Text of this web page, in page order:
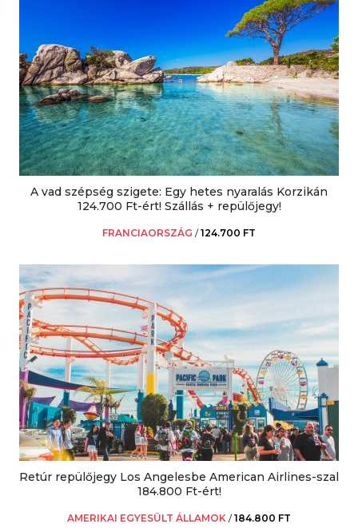
A vad szépség szigete: Egy hetes nyaralás Korzikán
124.700 Ft-ért! Szállás + repülőjegy!
FRANCIAORSZÁG /124.700 FT
Retúr repülőjegy Los Angelesbe American Airlines-szal
184.800 Ft-ért!
AMERIKAI EGYESÜLT ÁLLAMOK /184.800 FT